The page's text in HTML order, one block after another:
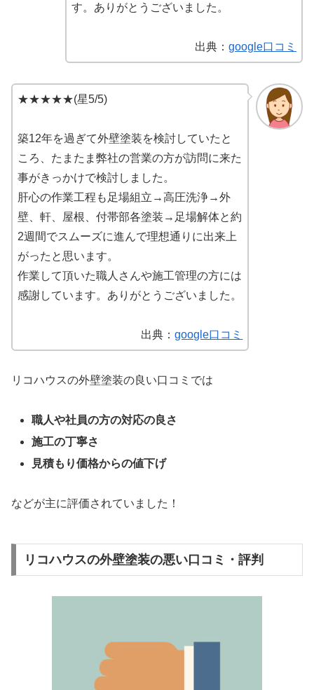
す。ありがとうございました。
出典： google口コミ
★★★★★(星5/5)
築12年を過ぎて外壁塗装を検討していたと
ころ、たまたま弊社の営業の方が訪問に来た
事がきっかけで検討しました。
肝心の作業工程も足場組立→高圧洗浄→外
壁、軒、屋根、付帯部各塗装→足場解体と約
2週間でスムーズに進んで理想通りに出来上
がったと思います。
作業して頂いた職人さんや施工管理の方には
感謝しています。ありがとうございました。
出典：google口コミ
リコハウスの外壁塗装の良い口コミでは
職人や社員の方の対応の良さ
施工の丁寧さ
見積もり価格からの値下げ
などが主に評価されていました！
リコハウスの外壁塗装の悪い口コミ・評判